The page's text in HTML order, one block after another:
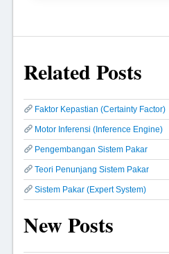
Related Posts
Faktor Kepastian (Certainty Factor)
Motor Inferensi (Inference Engine)
Pengembangan Sistem Pakar
Teori Penunjang Sistem Pakar
Sistem Pakar (Expert System)
New Posts